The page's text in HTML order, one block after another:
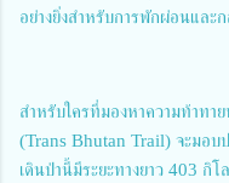
อย่างยิ่งสำหรับการพักผ่อนและ
สำหรับใครที่มองหาความท้าทา
(Trans Bhutan Trail) จะมอบ
เดินป่านี้มีระยะทางยาว 403 กิโ